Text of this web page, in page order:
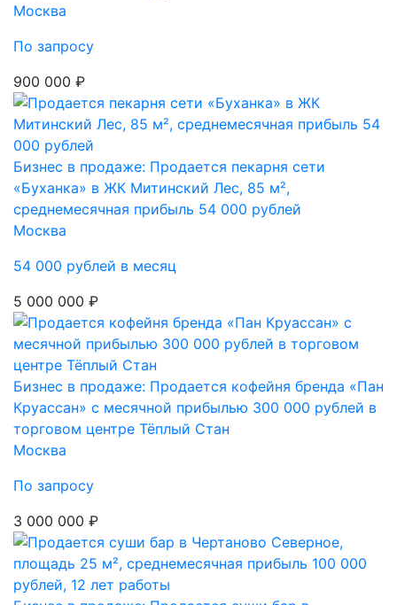
Москва
По запросу
900 000 ₽
Бизнес в продаже: Продается пекарня сети
«Буханка» в ЖК Митинский Лес, 85 м²,
среднемесячная прибыль 54 000 рублей
Москва
54 000 рублей в месяц
5 000 000 ₽
Бизнес в продаже: Продается кофейня бренда «Пан
Круассан» с месячной прибылью 300 000 рублей в
торговом центре Тёплый Стан
Москва
По запросу
3 000 000 ₽